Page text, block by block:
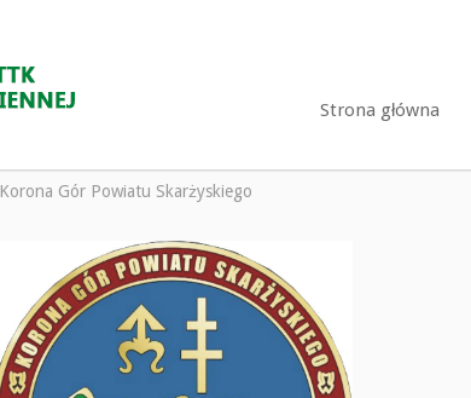
Strona główna
Korona Gór Powiatu Skarżyskiego